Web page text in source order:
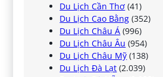
Du Lịch Cần Thơ (41)
Du Lịch Cao Bằng (352)
Du Lịch Châu Á (996)
Du Lịch Châu Âu (954)
Du Lịch Châu Mỹ (138)
Du Lịch Đà Lạt (2.039)